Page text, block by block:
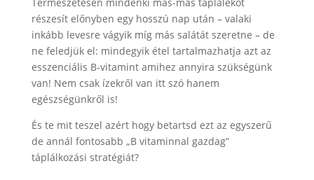
részesít előnyben egy hosszú nap után – valaki
inkább levesre vágyik míg más salátát szeretne – de
ne feledjük el: mindegyik étel tartalmazhatja azt az
esszenciális B-vitamint amihez annyira szükségünk
van! Nem csak ízekről van itt szó hanem
egészségünkről is!
És te mit teszel azért hogy betartsd ezt az egyszerű
de annál fontosabb „B vitaminnal gazdag”
táplálkozási stratégiát?